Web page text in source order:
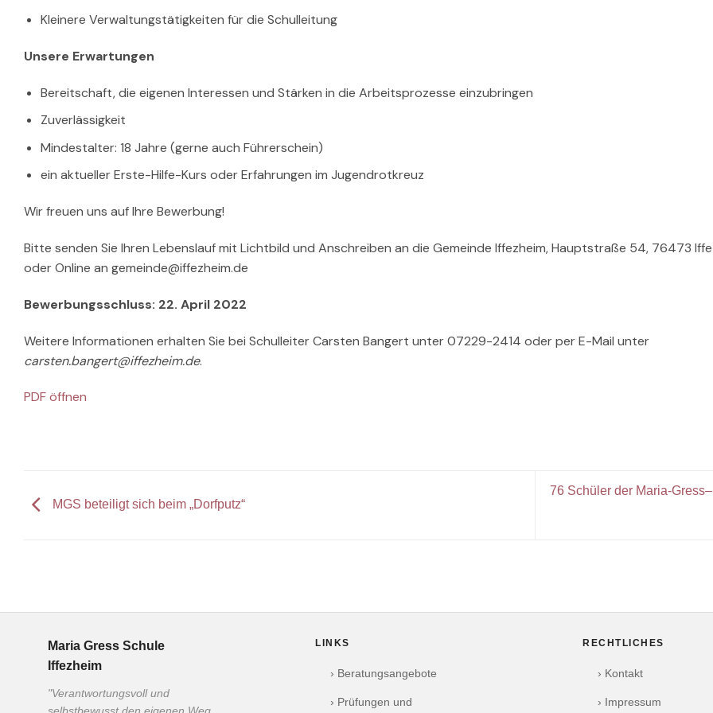
Kleinere Verwaltungstätigkeiten für die Schulleitung
Unsere Erwartungen
Bereitschaft, die eigenen Interessen und Stärken in die Arbeitsprozesse einzubringen
Zuverlässigkeit
Mindestalter: 18 Jahre (gerne auch Führerschein)
ein aktueller Erste-Hilfe-Kurs oder Erfahrungen im Jugendrotkreuz
Wir freuen uns auf Ihre Bewerbung!
Bitte senden Sie Ihren Lebenslauf mit Lichtbild und Anschreiben an die Gemeinde Iffezheim, Hauptstraße 54, 76473
oder Online an gemeinde@iffezheim.de
Bewerbungsschluss: 22. April 2022
Weitere Informationen erhalten Sie bei Schulleiter Carsten Bangert unter 07229-2414 oder per E-Mail unter
carsten.bangert@iffezheim.de.
PDF öffnen
MGS beteiligt sich beim „Dorfputz“
76 Schüler der Maria-
Maria Gress Schule
Iffezheim
"Verantwortungsvoll und
LINKS
› Beratungsangebote
› Prüfungen und
RECHTLICHES
› Kontakt
› Impressum